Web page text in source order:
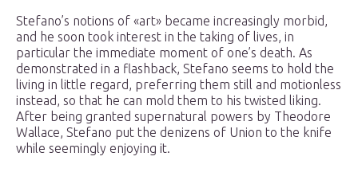
Stefano’s notions of «art» became increasingly morbid,
and he soon took interest in the taking of lives, in
particular the immediate moment of one’s death. As
demonstrated in a flashback, Stefano seems to hold the
living in little regard, preferring them still and motionless
instead, so that he can mold them to his twisted liking.
After being granted supernatural powers by Theodore
Wallace, Stefano put the denizens of Union to the knife
while seemingly enjoying it.